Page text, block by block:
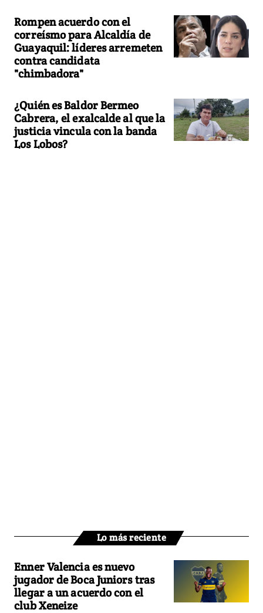
Rompen acuerdo con el
correísmo para Alcaldía de
Guayaquil: líderes arremeten
contra candidata
"chimbadora"
¿Quién es Baldor Bermeo
Cabrera, el exalcalde al que la
justicia vincula con la banda
Los Lobos?
Lo más reciente
Enner Valencia es nuevo
jugador de Boca Juniors tras
llegar a un acuerdo con el
club Xeneize